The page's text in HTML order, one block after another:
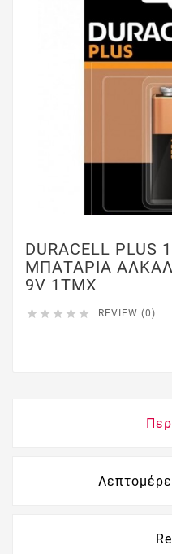
DURACELL PLUS
ΜΠΑΤΑΡΙΑ
9V 1ΤΜΧ
     REVIEW (0)